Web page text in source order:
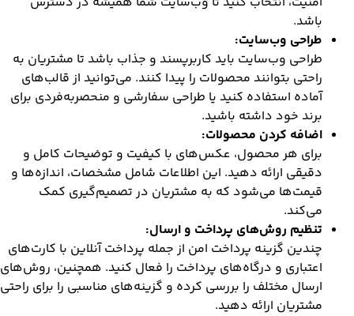
باشد.
طراحی وب‌سایت:
طراحی وب‌سایت باید کاربرپسند و جذاب باشد تا مشتریان به
راحتی بتوانند محصولات را پیدا کنند. می‌توانید از قالب‌های
آماده استفاده کنید یا طراحی سفارشی و منحصربه‌فردی برای
برند خود داشته باشید.
اضافه کردن محصولات:
برای هر محصول، عکس‌های با کیفیت و توضیحات کامل و
دقیقی ارائه دهید. این اطلاعات شامل مشخصات، اندازه‌ها و
قیمت‌ها می‌شود که به مشتریان در تصمیم‌گیری کمک
می‌کند.
تنظیم روش‌های پرداخت و ارسال:
چندین گزینه پرداخت امن از جمله پرداخت آنلاین با کارت‌های
اعتباری و درگاه‌های پرداخت را فعال کنید. همچنین، روش‌های
ارسال مختلف را بررسی کرده و گزینه‌های مناسبی را برای راحتی
مشتریان ارائه دهید.